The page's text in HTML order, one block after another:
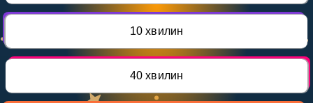
Invite a Friend
Select curriculum
10 хвилин
40 хвилин